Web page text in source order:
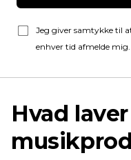
Jeg giver samtykke til
enhver tid afmelde mig.
Hvad